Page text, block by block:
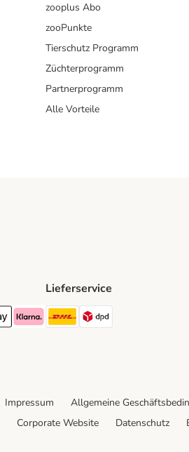
zooplus Abo
zooPunkte
Tierschutz Programm
Züchterprogramm
Partnerprogramm
Alle Vorteile
Method
Method
Pay Payment Method
Klarna Payment Method
Method
Lieferservice
DHL Shipping Method
Impressum Allgemeine
Corporate Website Datenschutz